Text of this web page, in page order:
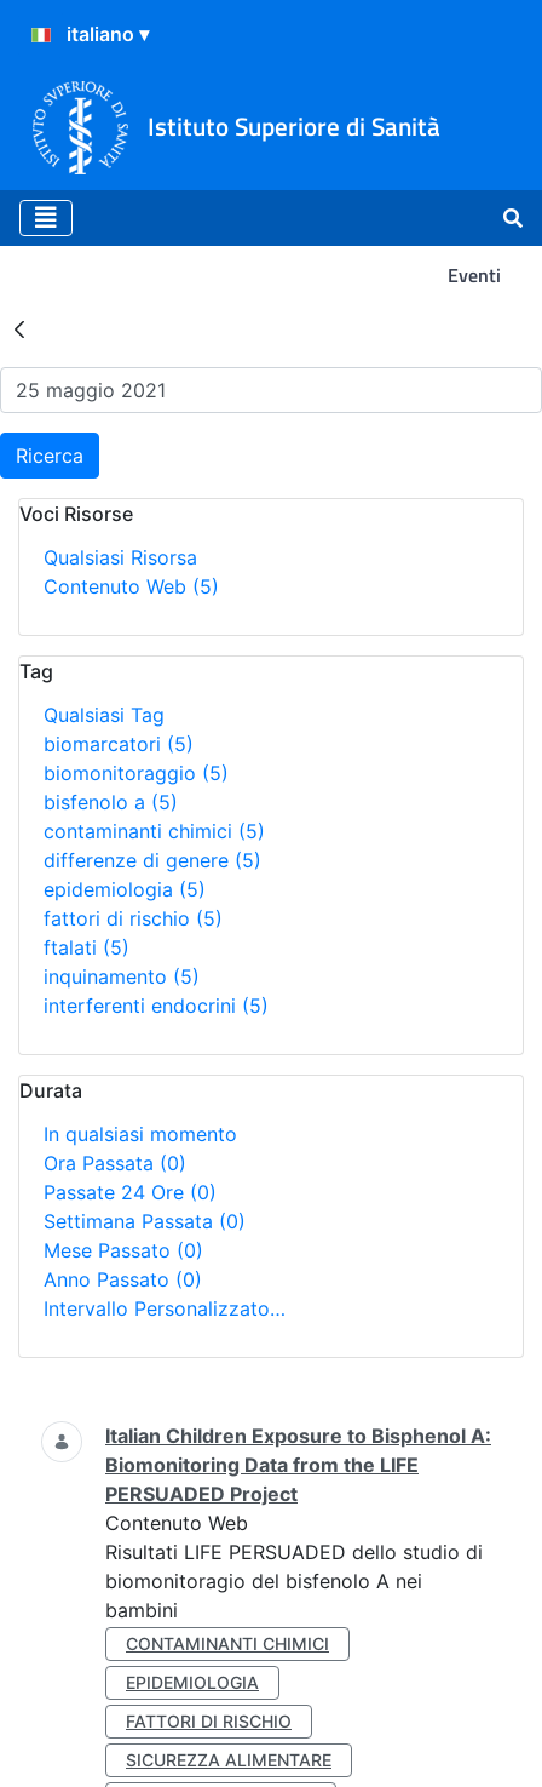
Istituto Superiore di Sanità
Eventi
Risultati della Ricerca -
Ricerca
Voci Risorse
Qualsiasi Risorsa
Contenuto Web (5)
Tag
Qualsiasi Tag
biomarcatori (5)
biomonitoraggio (5)
bisfenolo a (5)
contaminanti chimici (5)
differenze di genere (5)
epidemiologia (5)
fattori di rischio (5)
ftalati (5)
inquinamento (5)
interferenti endocrini (5)
Durata
In qualsiasi momento
Ora Passata (0)
Passate 24 Ore (0)
Settimana Passata (0)
Mese Passato (0)
Anno Passato (0)
Intervallo Personalizzato…
Ricerca
Italian Children Exposure to Bisphenol A:
Biomonitoring Data from the LIFE
PERSUADED Project
Contenuto Web
Risultati LIFE PERSUADED dello studio di
biomonitoragio del bisfenolo A nei
bambini
CONTAMINANTI CHIMICI
EPIDEMIOLOGIA
FATTORI DI RISCHIO
SICUREZZA ALIMENTARE